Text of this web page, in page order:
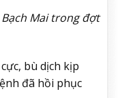
Mai trong đợt
bù dịch kịp
đã hồi phục